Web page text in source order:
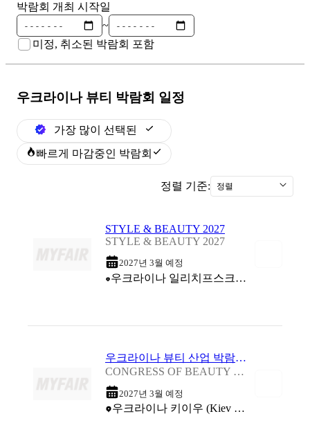
박람회 개최 시작일
~
미정, 취소된 박람회 포함
우크라이나 뷰티 박람회 일정
가장 많이 선택된
빠르게 마감중인 박람회
정렬 기준: 정렬
STYLE & BEAUTY 2027
STYLE & BEAUTY 2027
2027년 3월 예정
우크라이나 일리치프스크 (Odessa Sea Commercial Port Exhibition Complex)
우크라이나 뷰티 산업 박람회 2027
CONGRESS OF BEAUTY INDUSTRY PRO BEAUTY EXPO 2027
2027년 3월 예정
우크라이나 키이우 (Kiev International Exhibition Center)